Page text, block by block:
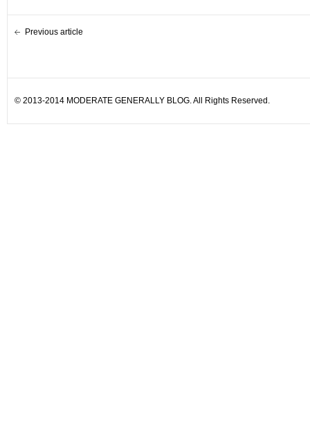
Previous article
© 2013-2014 MODERATE GENERALLY BLOG. All Rights Reserved.